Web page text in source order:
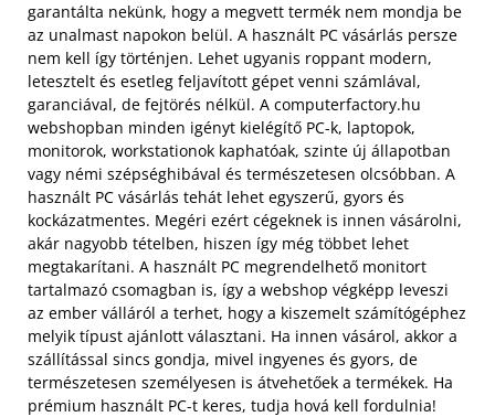
garantálta nekünk, hogy a megvett termék nem mondja be
az unalmast napokon belül. A használt PC vásárlás persze
nem kell így történjen. Lehet ugyanis roppant modern,
letesztelt és esetleg feljavított gépet venni számlával,
garanciával, de fejtörés nélkül. A computerfactory.hu
webshopban minden igényt kielégítő PC-k, laptopok,
monitorok, workstationok kaphatóak, szinte új állapotban
vagy némi szépséghibával és természetesen olcsóbban. A
használt PC vásárlás tehát lehet egyszerű, gyors és
kockázatmentes. Megéri ezért cégeknek is innen vásárolni,
akár nagyobb tételben, hiszen így még többet lehet
megtakarítani. A használt PC megrendelhető monitort
tartalmazó csomagban is, így a webshop végképp leveszi
az ember válláról a terhet, hogy a kiszemelt számítógéphez
melyik típust ajánlott választani. Ha innen vásárol, akkor a
szállítással sincs gondja, mivel ingyenes és gyors, de
természetesen személyesen is átvehetőek a termékek. Ha
prémium használt PC-t keres, tudja hová kell fordulnia!